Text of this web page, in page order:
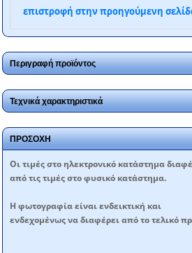
επιστροφή στην προηγούμενη
Περιγραφή προϊόντος
Τεχνικά χαρακτηριστικά
ΠΡΟΣΟΧΗ
Oι τιμές στο ηλεκτρονικό κατάστημα
από τις τιμές στο φυσικό κατάστημα.
Η φωτογραφία είναι ενδεικτική και
ενδεχομένως να διαφέρει από το τελικό